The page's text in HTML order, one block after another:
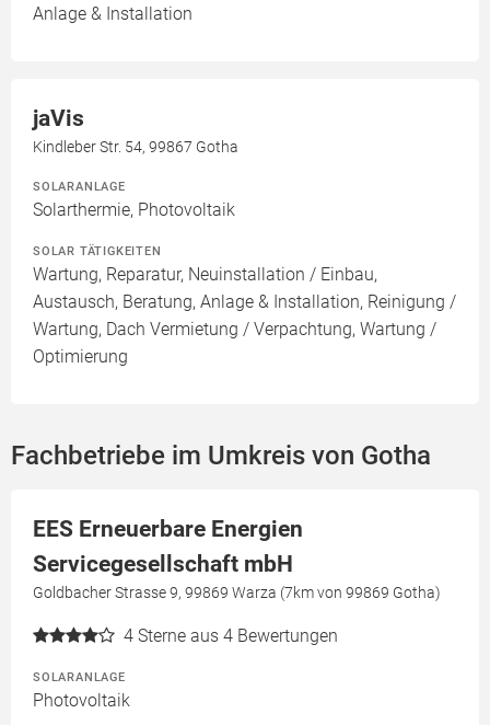
Anlage & Installation
jaVis
Kindleber Str. 54, 99867 Gotha
SOLARANLAGE
Solarthermie, Photovoltaik
SOLAR TÄTIGKEITEN
Wartung, Reparatur, Neuinstallation / Einbau,
Austausch, Beratung, Anlage & Installation, Reinigung /
Wartung, Dach Vermietung / Verpachtung, Wartung /
Optimierung
Fachbetriebe im Umkreis von Gotha
EES Erneuerbare Energien
Servicegesellschaft mbH
Goldbacher Strasse 9, 99869 Warza (7km von 99869 Gotha)
4 Sterne aus 4 Bewertungen
SOLARANLAGE
Photovoltaik